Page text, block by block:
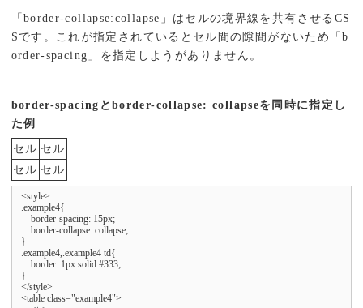
「border-collapse:collapse」はセルの境界線を共有させるCS
Sです。これが指定されているとセル間の隙間がないため「b
order-spacing」を指定しようがありません。
border-spacingとborder-collapse: collapseを同時に指定し
た例
セル セル
セル セル
<style>
.example4{
    border-spacing: 15px;
    border-collapse: collapse;
}
.example4,.example4 td{
    border: 1px solid #333;
}
</style>
<table class="example4">